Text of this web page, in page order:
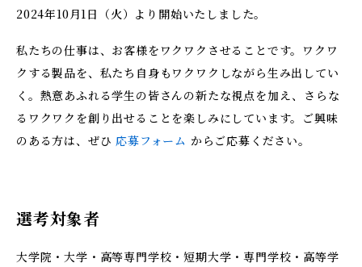
2024年10月1日（火）より開始いたしました。
私たちの仕事は、お客様をワクワクさせることです。ワクワ
クする製品を、私たち自身もワクワクしながら生み出してい
く。熱意あふれる学生の皆さんの新たな視点を加え、さらな
るワクワクを創り出せることを楽しみにしています。ご興味
のある方は、ぜひ 応募フォーム からご応募ください。
選考対象者
大学院・大学・高等専門学校・短期大学・専門学校・高等学